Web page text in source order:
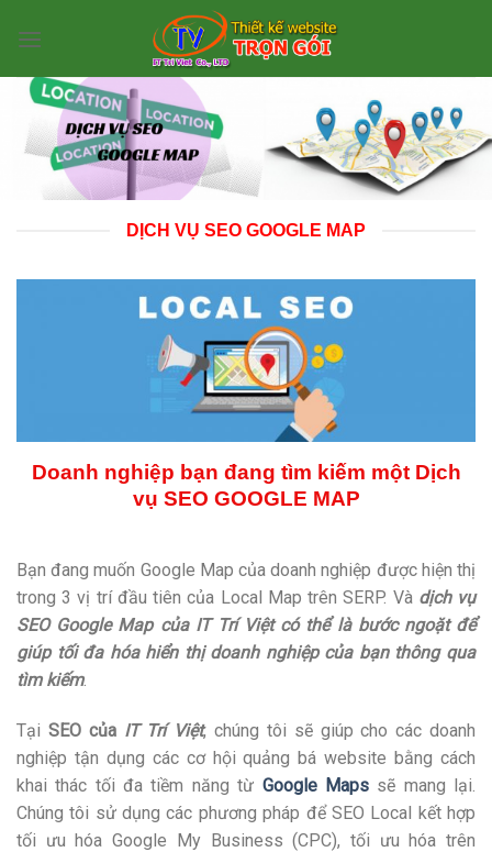
DỊCH VỤ SEO GOOGLE MAP
Doanh nghiệp bạn đang tìm kiếm một Dịch
vụ SEO GOOGLE MAP
Bạn đang muốn Google Map của doanh nghiệp được hiện thị
trong 3 vị trí đầu tiên của Local Map trên SERP. Và dịch vụ
SEO Google Map của IT Trí Việt có thể là bước ngoặt để
giúp tối đa hóa hiển thị doanh nghiệp của bạn thông qua
tìm kiếm.
Tại SEO của IT Trí Việt, chúng tôi sẽ giúp cho các doanh
nghiệp tận dụng các cơ hội quảng bá website bằng cách
khai thác tối đa tiềm năng từ Google Mapssẽ mang lại.
Chúng tôi sử dụng các phương pháp để SEO Local kết hợp
tối ưu hóa Google My Business (CPC), tối ưu hóa trên